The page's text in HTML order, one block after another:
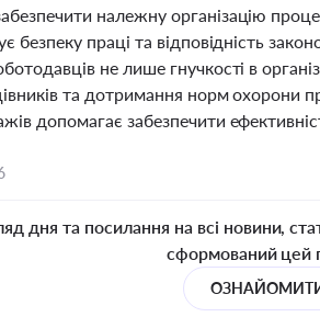
належну організацію
безпеку праці та відповідність
не лише гнучкості в
та дотримання норм охорони
допомагає забезпечити
дня та посилання на всі новини,
сформований цей